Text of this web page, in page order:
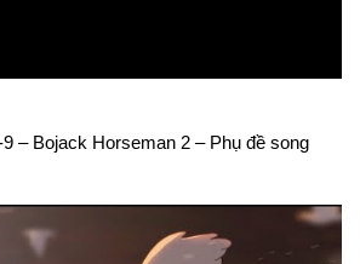
– Bojack Horseman 2 – Phụ đề song